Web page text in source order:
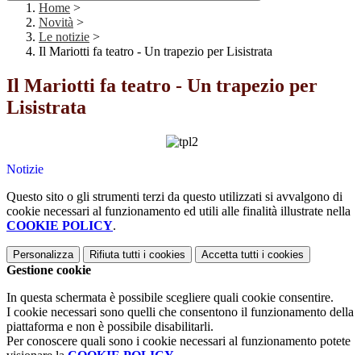
Home >
Novità >
Le notizie >
Il Mariotti fa teatro - Un trapezio per Lisistrata
Il Mariotti fa teatro - Un trapezio per
Lisistrata
Notizie
Questo sito o gli strumenti terzi da questo utilizzati si avvalgono di
cookie necessari al funzionamento ed utili alle finalità illustrate nella
COOKIE POLICY.
Personalizza Rifiuta tutti i cookies Accetta tutti i cookies
Gestione cookie
In questa schermata è possibile scegliere quali cookie consentire.
I cookie necessari sono quelli che consentono il funzionamento della
piattaforma e non è possibile disabilitarli.
Per conoscere quali sono i cookie necessari al funzionamento potete